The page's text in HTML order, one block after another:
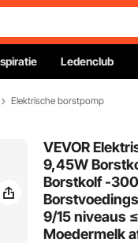
Ledenclub
Elektrische borstpomp
VEVOR
9,45W
Borstkolf -
9/15 niveaus
Moedermelk